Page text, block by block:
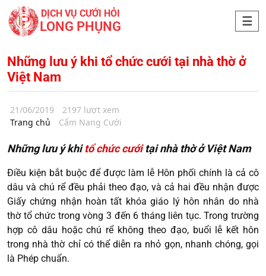
DỊCH VỤ CƯỚI HỎI
LONG PHỤNG
Những lưu ý khi tổ chức cưới tại nhà thờ ở
Việt Nam
21/06/2019
2197 lượt xem
Trang chủ
Cẩm Nang Cưới
Những lưu ý khitổ chức cướitại nhà thờ ở Việt Nam
Điều kiện bắt buộc để được làm lễ Hôn phối chính là cả cô
dâu và chú rể đều phải theo đạo, và cả hai đều nhận được
Giấy chứng nhận hoàn tất khóa giáo lý hôn nhân do nhà
thờ tổ chức trong vòng 3 đến 6 tháng liên tục. Trong trường
hợp cô dâu hoặc chú rể không theo đạo, buổi lễ kết hôn
trong nhà thờ chỉ có thể diễn ra nhỏ gọn, nhanh chóng, gọi
là Phép chuẩn.